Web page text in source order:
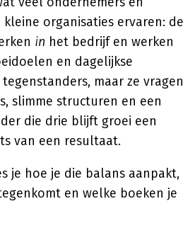
organisaties ervaren: de
in het bedrijf en werken
en dagelijkse
maar ze vragen
slimme structuren en een
die drie blijft groei een
van een resultaat.
je hoe je die balans aanpakt,
en welke boeken je